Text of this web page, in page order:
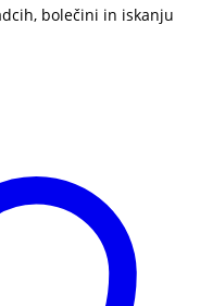
bolečini in iskanju